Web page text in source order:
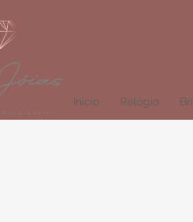
Início Relógio